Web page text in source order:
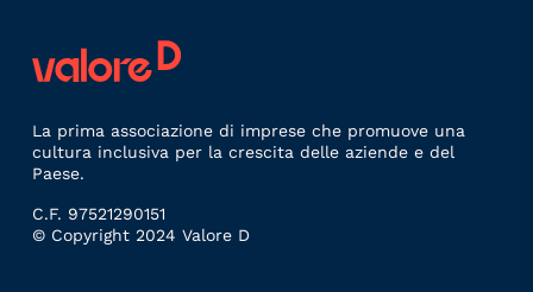
La prima associazione di imprese che promuove una
cultura inclusiva per la crescita delle aziende e del
Paese.
C.F. 97521290151
© Copyright 2024 Valore D